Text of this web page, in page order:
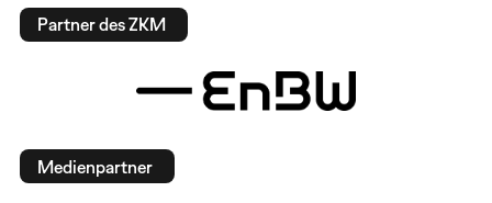
Partner des ZKM
Medienpartner